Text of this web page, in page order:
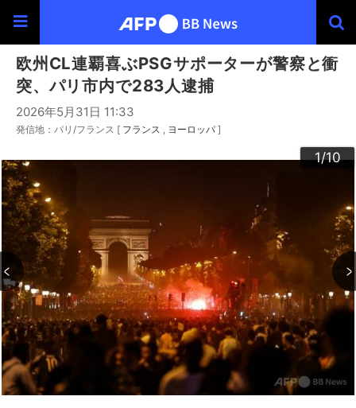
欧州CL連覇喜ぶPSGサポーターが警察と衝
突、パリ市内で283人逮捕
2026年5月31日 11:33
発信地：パリ/フランス [ フランス ヨーロッパ ]
1/10
2/10
3/10
4/10
5/10
6/10
7/10
8/10
9/10
10/10